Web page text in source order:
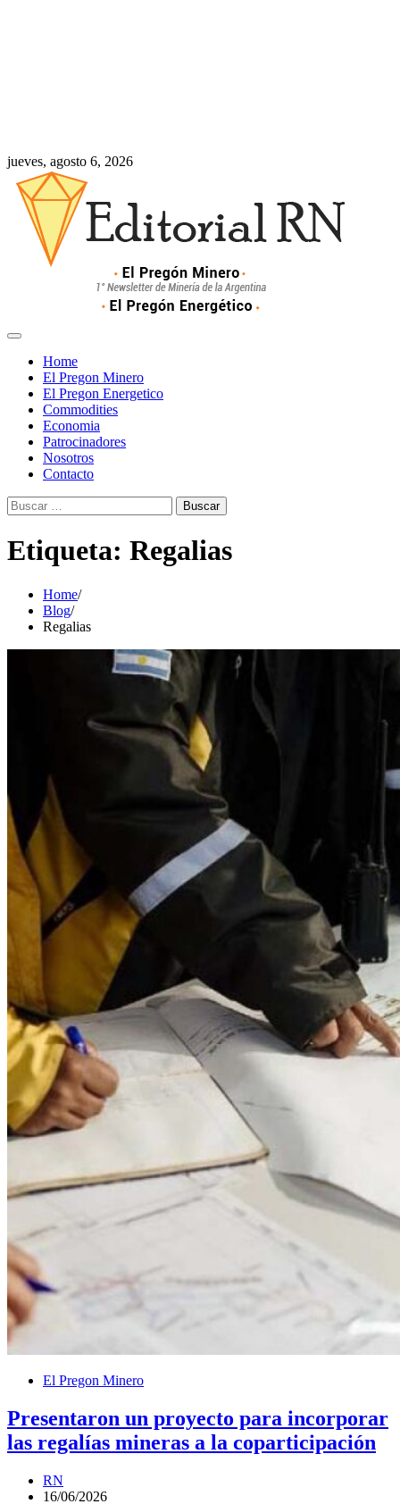
jueves, agosto 6, 2026
Home
El Pregon Minero
El Pregon Energetico
Commodities
Economia
Patrocinadores
Nosotros
Contacto
Buscar:
Etiqueta: Regalias
Home
Blog
Regalias
El Pregon Minero
Presentaron un proyecto para incorporar
las regalías mineras a la coparticipación
RN
16/06/2026